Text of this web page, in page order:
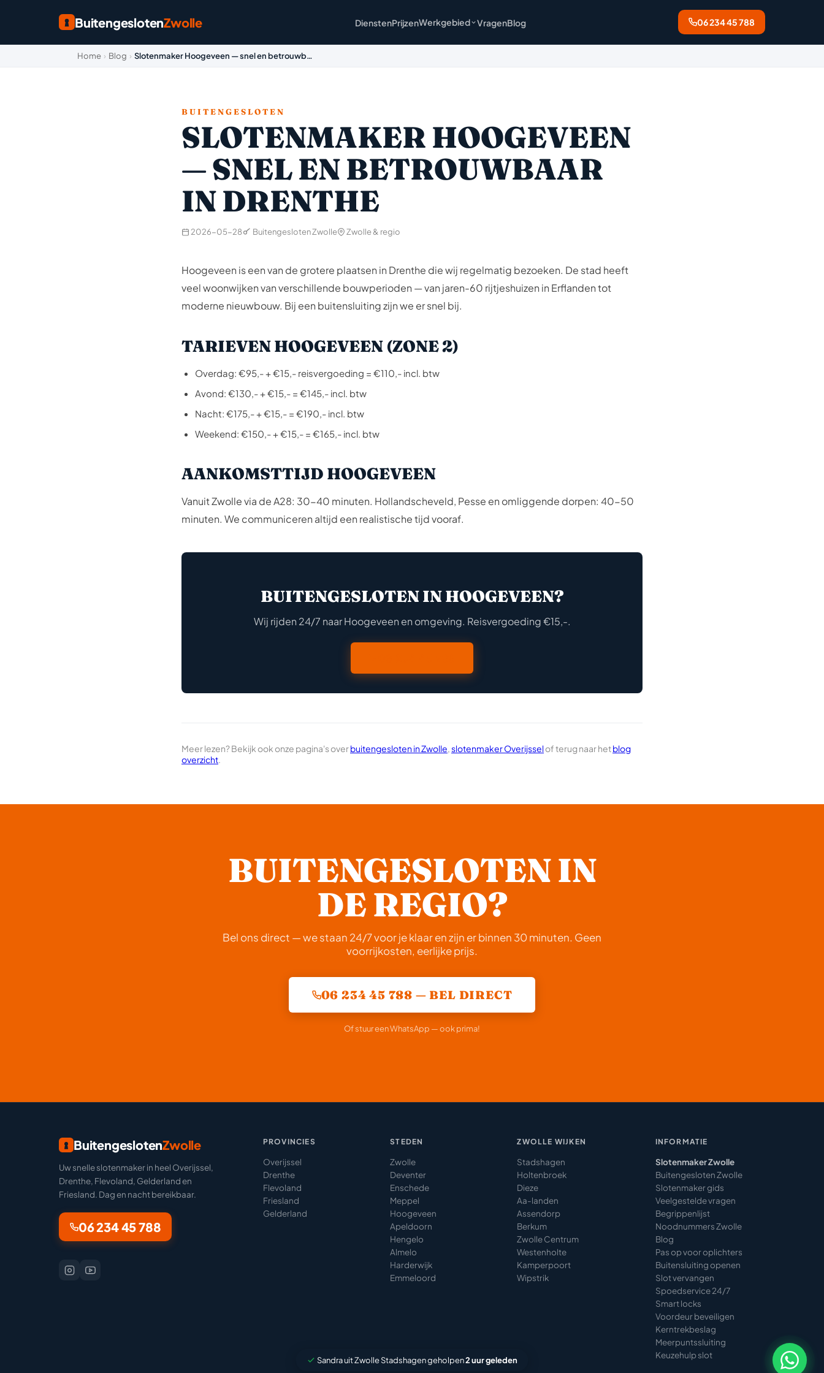
BuitengeslotenZwolle DienstenPrijzenWerkgebied VragenBlog 06 234 45 788
Home › Blog › Slotenmaker Hoogeveen — snel en betrouwb…
BUITENGESLOTEN
SLOTENMAKER HOOGEVEEN
— SNEL EN BETROUWBAAR
IN DRENTHE
2026-05-28 Buitengesloten Zwolle Zwolle & regio
Hoogeveen is een van de grotere plaatsen in Drenthe die wij regelmatig bezoeken. De stad heeft
veel woonwijken van verschillende bouw­perioden — van jaren-60 rijtjeshuizen in Erflanden tot
moderne nieuwbouw. Bij een buitensluiting zijn we er snel bij.
TARIEVEN HOOGEVEEN (ZONE 2)
Overdag: €95,- + €15,- reisvergoeding = €110,- incl. btw
Avond: €130,- + €15,- = €145,- incl. btw
Nacht: €175,- + €15,- = €190,- incl. btw
Weekend: €150,- + €15,- = €165,- incl. btw
AANKOMSTTIJD HOOGEVEEN
Vanuit Zwolle via de A28: 30-40 minuten. Hollandscheveld, Pesse en omliggende dorpen: 40-50
minuten. We communiceren altijd een realistische tijd vooraf.
BUITENGESLOTEN IN HOOGEVEEN?
Wij rijden 24/7 naar Hoogeveen en omgeving. Reisvergoeding €15,-.
Meer lezen? Bekijk ook onze pagina's overbuitengesloten in Zwolle,slotenmaker Overijsselof terug naar hetblog
overzicht.
BUITENGESLOTEN IN
DE REGIO?
Bel ons direct — we staan 24/7 voor je klaar en zijn er binnen 30 minuten. Geen
voorrijkosten, eerlijke prijs.
06 234 45 788 — BEL DIRECT
Of stuur een WhatsApp — ook prima!
BuitengeslotenZwolle
Uw snelle slotenmaker in heel Overijssel,
Drenthe, Flevoland, Gelderland en
Friesland. Dag en nacht bereikbaar.
06 234 45 788
PROVINCIES
Overijssel
Drenthe
Flevoland
Friesland
Gelderland
STEDEN
Zwolle
Deventer
Enschede
Meppel
Hoogeveen
Apeldoorn
Hengelo
Almelo
Harderwijk
Emmeloord
ZWOLLE WIJKEN
Stadshagen
Holtenbroek
Dieze
Aa-landen
Assendorp
Berkum
Zwolle Centrum
Westenholte
Kamperpoort
Wipstrik
INFORMATIE
Slotenmaker Zwolle
Buitengesloten Zwolle
Slotenmaker gids
Veelgestelde vragen
Begrippenlijst
Noodnummers Zwolle
Blog
Pas op voor oplichters
Buitensluiting openen
Slot vervangen
Spoedservice 24/7
Smart locks
Voordeur beveiligen
Kerntrekbeslag
Meerpuntssluiting
Keuzehulp slot
Sandra uit Zwolle Stadshagen geholpen2 uur geleden